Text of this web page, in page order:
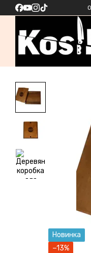
Перейти к основному
Новинка
−13%